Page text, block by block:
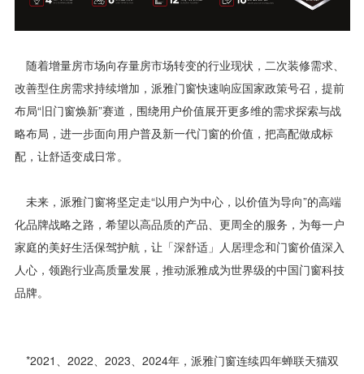
随着增量房市场向存量房市场转变的行业现状，二次装修需求、
改善型住房需求持续增加，派雅门窗快速响应国家政策号召，提前
布局“旧门窗焕新”赛道，围绕用户价值展开更多维的需求探索与战
略布局，进一步面向用户普及新一代门窗的价值，把高配做成标
配，让舒适变成日常。
未来，派雅门窗将坚定走“以用户为中心，以价值为导向”的高端
化品牌战略之路，希望以高品质的产品、更周全的服务，为每一户
家庭的美好生活保驾护航，让「深舒适」人居理念和门窗价值深入
人心，领跑行业高质量发展，推动派雅成为世界级的中国门窗科技
品牌。
*2021、2022、2023、2024年，派雅门窗连续四年蝉联天猫双